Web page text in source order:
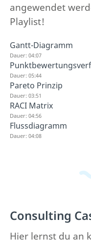
angewendet
Playlist!
Gantt-Diagramm
Dauer: 04:07
Dauer: 05:44
Pareto Prinzip
Dauer: 03:51
RACI Matrix
Dauer: 04:56
Flussdiagramm
Dauer: 04:08
Consulting
Hier lernst du an